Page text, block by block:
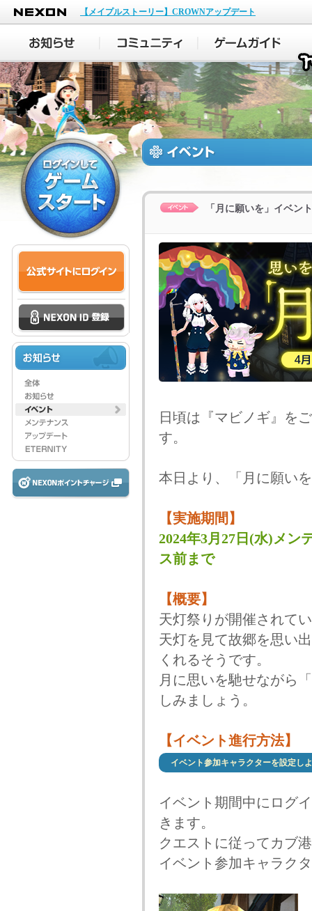
NEXON
【メイプルストーリー】CROWNアップデート
「月に願いを」イベン
日頃は『マビノギ』を
す。
本日より、「月に願い
【実施期間】
2024年3月27日(水)メン
ス前まで
【概要】
天灯祭りが開催されて
天灯を見て故郷を思い
くれるそうです。
月に思いを馳せながら
しみましょう。
【イベント進行方法】
イベント参加キャラクターを設定し
イベント期間中にログ
きます。
クエストに従ってカブ
イベント参加キャラク